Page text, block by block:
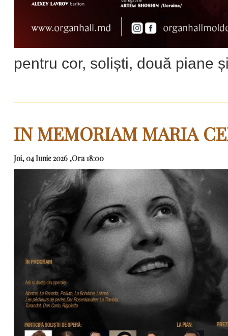
pentru cor, soliști, două piane
IN MEMORIAM MARIA
Joi, 04 Iunie 2026 ,Ora 18:00